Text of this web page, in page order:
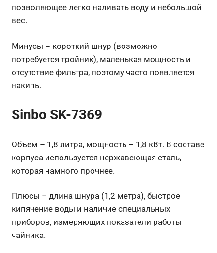
позволяющее легко наливать воду и небольшой
вес.
Минусы – короткий шнур (возможно
потребуется тройник), маленькая мощность и
отсутствие фильтра, поэтому часто появляется
накипь.
Sinbo SK-7369
Объем – 1,8 литра, мощность – 1,8 кВт. В составе
корпуса используется нержавеющая сталь,
которая намного прочнее.
Плюсы – длина шнура (1,2 метра), быстрое
кипячение воды и наличие специальных
приборов, измеряющих показатели работы
чайника.